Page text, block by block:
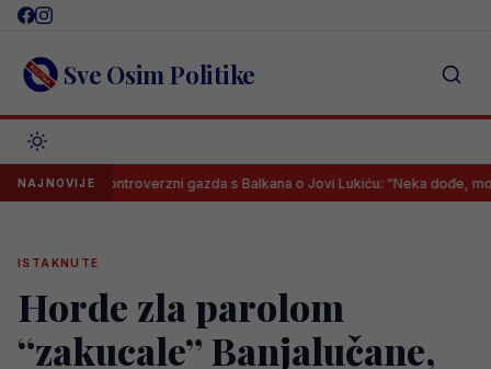
Skip
content Sve Osim Politike
NAJNOVIJE
Kontroverzni gazda s Balkana o Jovi Lukiću: “Neka dođe, mogu mu
ISTAKNUTE
Horde zla parolom
“zakucale” Banjalučane,